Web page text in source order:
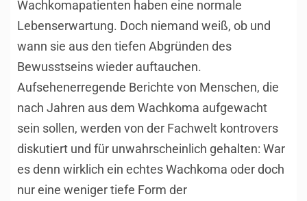
Wachkomapatienten haben eine normale
Lebenserwartung. Doch niemand weiß, ob und
wann sie aus den tiefen Abgründen des
Bewusstseins wieder auftauchen.
Aufsehenerregende Berichte von Menschen, die
nach Jahren aus dem Wachkoma aufgewacht
sein sollen, werden von der Fachwelt kontrovers
diskutiert und für unwahrscheinlich gehalten: War
es denn wirklich ein echtes Wachkoma oder doch
nur eine weniger tiefe Form der